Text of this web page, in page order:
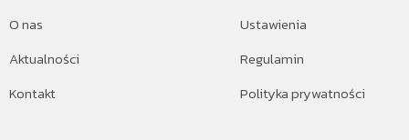
O nas
Aktualności
Kontakt
Ustawienia
Regulamin
Polityka prywatności